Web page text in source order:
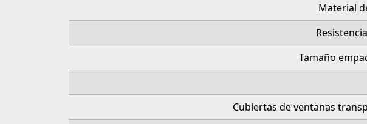
Material
Tamaño
Cubiertas de ventanas